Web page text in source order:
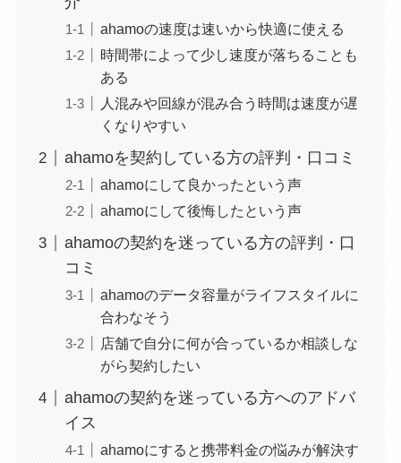
ahamoの速度は速いから快適に使える
時間帯によって少し速度が落ちることも
ある
人混みや回線が混み合う時間は速度が遅
くなりやすい
ahamoを契約している方の評判・口コミ
ahamoにして良かったという声
ahamoにして後悔したという声
ahamoの契約を迷っている方の評判・口
コミ
ahamoのデータ容量がライフスタイルに
合わなそう
店舗で自分に何が合っているか相談しな
がら契約したい
ahamoの契約を迷っている方へのアドバ
イス
ahamoにすると携帯料金の悩みが解決す